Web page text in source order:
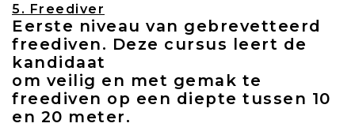
5. Freediver
Eerste niveau van gebrevetteerd
freediven. Deze cursus leert de
kandidaat
om veilig en met gemak te
freediven op een diepte tussen 10
en 20 meter.